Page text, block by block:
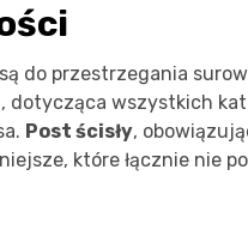
do przestrzegania
, dotycząca wszystkich
Post ścisły,
które łącznie nie